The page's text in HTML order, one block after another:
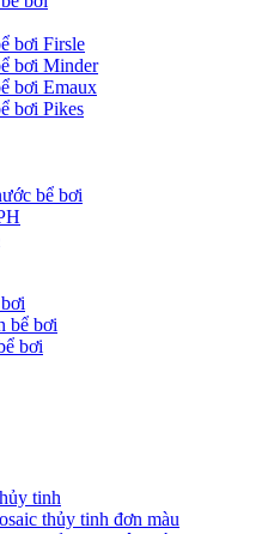
bơi Firsle
bơi Minder
bơi Emaux
bơi Pikes
bể bơi
bể bơi
bơi
tinh
thủy tinh đơn màu